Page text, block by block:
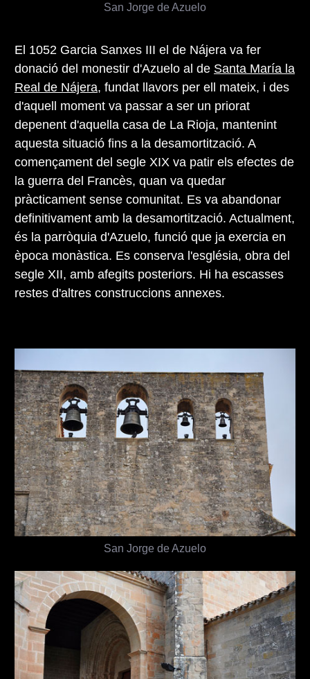
San Jorge de Azuelo
El 1052 Garcia Sanxes III el de Nájera va fer
donació del monestir d'Azuelo al de Santa María la
Real de Nájera, fundat llavors per ell mateix, i des
d'aquell moment va passar a ser un priorat
depenent d'aquella casa de La Rioja, mantenint
aquesta situació fins a la desamortització. A
començament del segle XIX va patir els efectes de
la guerra del Francès, quan va quedar
pràcticament sense comunitat. Es va abandonar
definitivament amb la desamortització. Actualment,
és la parròquia d'Azuelo, funció que ja exercia en
època monàstica. Es conserva l'església, obra del
segle XII, amb afegits posteriors. Hi ha escasses
restes d'altres construccions annexes.
San Jorge de Azuelo